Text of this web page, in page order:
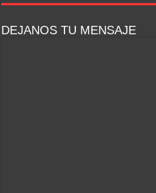
DEJANOS TU MENSAJE